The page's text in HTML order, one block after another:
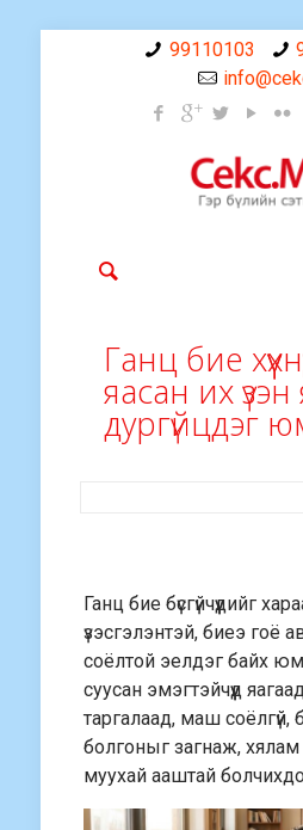
99110103
Ганц бие
яасан их
дургүйцдэг
Ганц бие бүсгүйчүүдийг
үзэсгэлэнтэй, биеэ гоё
соёлтой эелдэг байх юм.
суусан эмэгтэйчүүд
таргалаад, маш соёлгүй,
болгоныг загнаж,
муухай ааштай